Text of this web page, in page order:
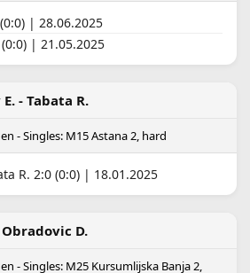
| 28.06.2025
| 21.05.2025
- Tabata R.
- Singles: M15 Astana 2, hard
R. 2:0 (0:0) | 18.01.2025
D.
- Singles: M25 Kursumlijska Banja 2,